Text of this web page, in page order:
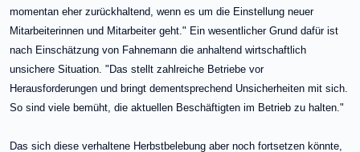
momentan eher zurückhaltend, wenn es um die Einstellung neuer
Mitarbeiterinnen und Mitarbeiter geht." Ein wesentlicher Grund dafür ist
nach Einschätzung von Fahnemann die anhaltend wirtschaftlich
unsichere Situation. "Das stellt zahlreiche Betriebe vor
Herausforderungen und bringt dementsprechend Unsicherheiten mit sich.
So sind viele bemüht, die aktuellen Beschäftigten im Betrieb zu halten."
Das sich diese verhaltene Herbstbelebung aber noch fortsetzen könnte,